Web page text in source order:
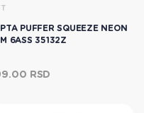
PUFFER SQUEEZE NEON
6ASS 35132Z
RSD